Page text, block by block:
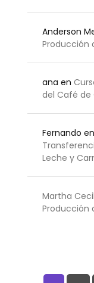
Anderson
Producción
ana en
del Café de
Fernando en
Leche y
Martha
Producción